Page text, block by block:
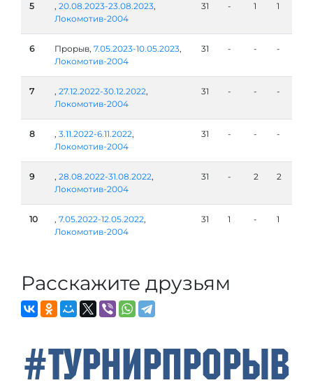
5 , 20.08.2023-23.08.2023,
Локомотив-2004
31 - 1 1
6 Прорыв, 7.05.2023-10.05.2023,
Локомотив-2004
31 - - -
7 , 27.12.2022-30.12.2022,
Локомотив-2004
31 - - -
8 , 3.11.2022-6.11.2022,
Локомотив-2004
31 - - -
9 , 28.08.2022-31.08.2022,
Локомотив-2004
31 - 2 2
10 , 7.05.2022-12.05.2022,
Локомотив-2004
31 1 - 1
Расскажите друзьям
#ТурнирПрорыв